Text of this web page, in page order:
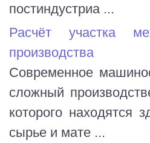
постиндустриа ...
Расчёт участка
производства
Современное
сложный
которого находятся
сырье и мате ...